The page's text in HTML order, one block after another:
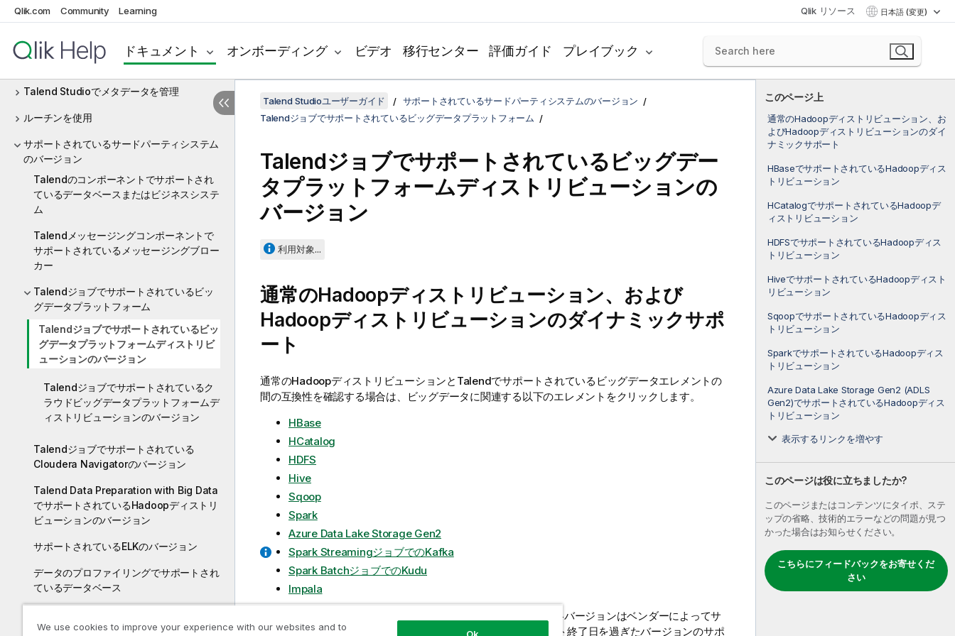
Qlik.com Community Learning Qlik リソース 日本語 (変更)
ドキュメント オンボーディング ビデオ 移行センター 評価ガイド プレイブック
Big Data
データプロファイリングとデータクオリティ
Talend Studioでメタデータを管理
ルーチンを使用
サポートされているサードパーティシステム
のバージョン
Talendのコンポーネントでサポートされ
ているデータベースまたはビジネスシステ
ム
Talendメッセージングコンポーネントで
サポートされているメッセージングブロー
カー
Talendジョブでサポートされているビッ
グデータプラットフォーム
Talendジョブでサポートされているビッ
グデータプラットフォームディストリビ
ューションのバージョン
Talendジョブでサポートされているク
ラウドビッグデータプラットフォームデ
ィストリビューションのバージョン
Talendジョブでサポートされている
Cloudera Navigatorのバージョン
Talend Data Preparation with Big Data
でサポートされているHadoopディストリ
ビューションのバージョン
サポートされているELKのバージョン
データのプロファイリングでサポートされ
ているデータベース
るHiveディストリビューション
このページ上
通常のHadoopディストリビューション、お
よびHadoopディストリビューションのダイ
ナミックサポート
HBaseでサポートされているHadoopディス
トリビューション
HCatalogでサポートされているHadoopデ
ィストリビューション
HDFSでサポートされているHadoopディス
トリビューション
HiveでサポートされているHadoopディスト
リビューション
SqoopでサポートされているHadoopディス
トリビューション
SparkでサポートされているHadoopディス
トリビューション
Azure Data Lake Storage Gen2 (ADLS
Gen2)でサポートされているHadoopディス
トリビューション
表示するリンクを増やす
このページは役に立ちましたか?
このページまたはコンテンツにタイポ、ステ
ップの省略、技術的エラーなどの問題が見つ
かった場合はお知らせください。
こちらにフィードバックをお寄せくだ
さい
Talend Studioユーザーガイド
サポートされているサードパーティシステムのバージョン
Talendジョブでサポートされているビッグデータプラットフォーム
Talendジョブでサポートされているビッグデー
タプラットフォームディストリビューションの
バージョン
利用対象...
通常のHadoopディストリビューション、および
Hadoopディストリビューションのダイナミックサポ
ート
通常のHadoopディストリビューションと Talendでサポートされているビッグデータエレメントの
間の互換性を確認する場合は、ビッグデータに関連する以下のエレメントをクリックします。
HBase
HCatalog
HDFS
Hive
Sqoop
Spark
Azure Data Lake Storage Gen2
Spark StreamingジョブでのKafka
Spark BatchジョブでのKudu
Impala
サポート対象のBig Dataプラットフォームのうち、古くなった各バージョンはベンダーによってサ
ポートから外されます。
は、ベンダーが設定したサポート終了日を過ぎたバージョンのサポ
We use cookies to improve your experience with our websites and to